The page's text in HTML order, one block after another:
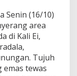
Senin (16/10)
area
di Kali Ei,
Tujuh
tewas